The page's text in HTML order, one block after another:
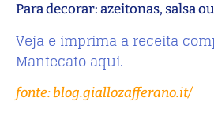
Para decorar: azeitonas, salsa
Veja e imprima a receita
Mantecato aqui.
fonte: blog.giallozafferano.it/